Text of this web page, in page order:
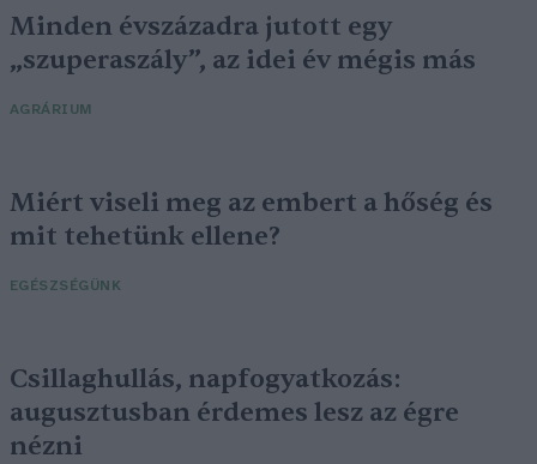
Minden évszázadra jutott egy
„szuperaszály”, az idei év mégis más
AGRÁRIUM
Miért viseli meg az embert a hőség és
mit tehetünk ellene?
EGÉSZSÉGÜNK
Csillaghullás, napfogyatkozás:
augusztusban érdemes lesz az égre
nézni